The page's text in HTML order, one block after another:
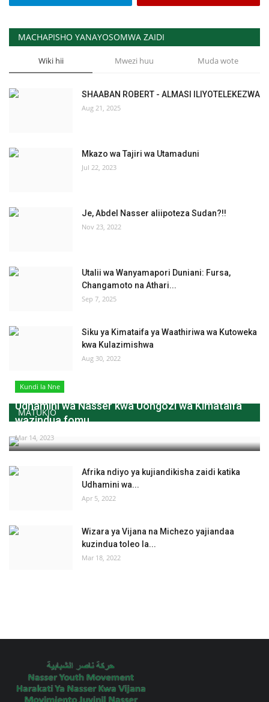
MACHAPISHO YANAYOSOMWA ZAIDI
Wiki hii Mwezi huu Muda wote
SHAABAN ROBERT - ALMASI ILIYOTELEKEZWA
Aug 21, 2025
Mkazo wa Tajiri wa Utamaduni
Jul 22, 2023
Je, Abdel Nasser aliipoteza Sudan?!!
Nov 23, 2022
Utalii wa Wanyamapori Duniani: Fursa,
Changamoto na Athari...
Sep 7, 2025
Siku ya Kimataifa ya Waathiriwa wa Kutoweka
kwa Kulazimishwa
Aug 30, 2022
MATUKIO
Kundi la Nne
Udhamini wa Nasser kwa Uongozi wa Kimataifa
wazindua fomu...
Mar 14, 2023
Afrika ndiyo ya kujiandikisha zaidi katika
Udhamini wa...
Apr 5, 2022
Wizara ya Vijana na Michezo yajiandaa
kuzindua toleo la...
Mar 18, 2022